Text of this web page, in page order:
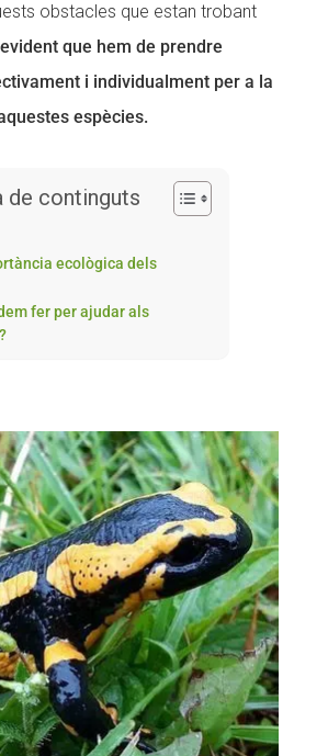
obstacles que estan trobant
que hem de prendre
i individualment per a la
espècies.
de continguts
ecològica dels
fer per ajudar als